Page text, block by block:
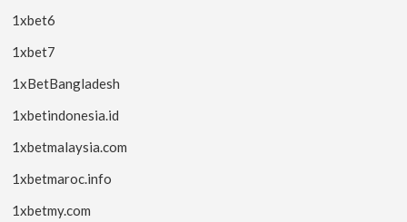
1xbet6
1xbet7
1xBetBangladesh
1xbetindonesia.id
1xbetmalaysia.com
1xbetmaroc.info
1xbetmy.com